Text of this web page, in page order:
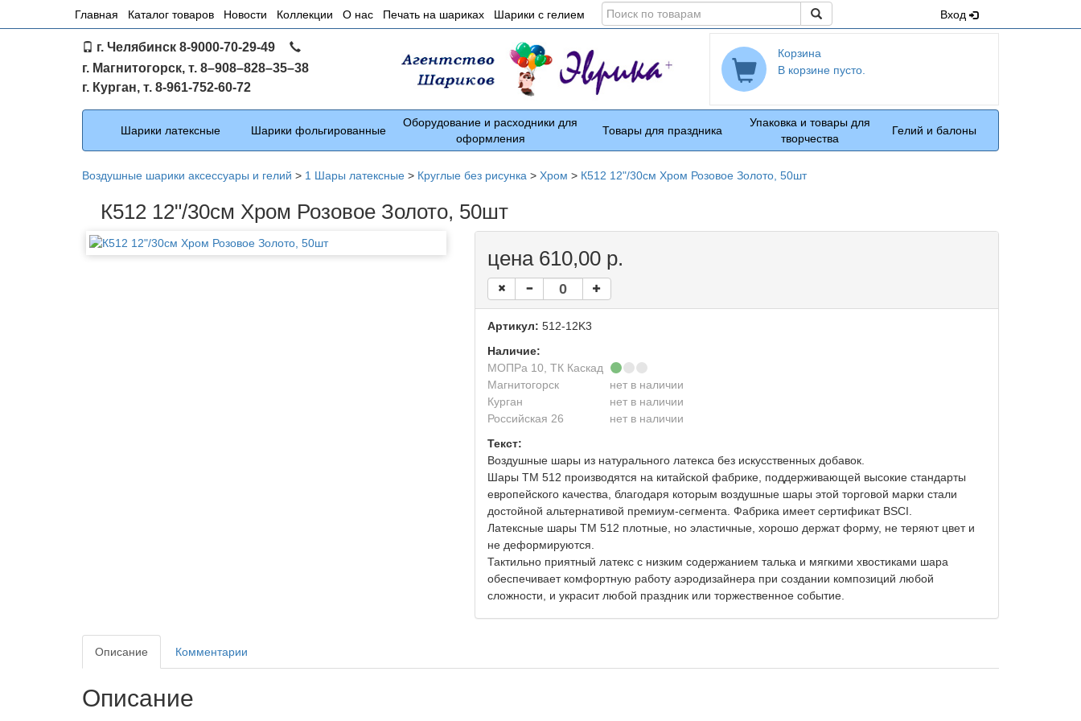
Основное
Главная Каталог товаров Новости Коллекции О нас Печать на шариках Шарики с гелием
Поиск
товарам
Вход
г. Челябинск 8-9000-70-29-49
г. Магнитогорск, т. 8–908–828–35–38
г. Курган, т. 8-961-752-60-72
Корзина
В корзине пусто.
Каталог
Шарики латексные Шарики фольгированные
Оборудование и расходники для
оформления
Товары для праздника
Упаковка и товары для
творчества
Гелий и балоны
Воздушные шарики аксессуары и гелий > 1 Шары латексные > Круглые без рисунка > Хром > К512 12"/30см Хром Розовое Золото, 50шт
К512 12"/30см Хром Розовое Золото, 50шт
цена 610,00 р.
Артикул: 512-12K3
Наличие:
МОПРа 10, ТК Каскад
Магнитогорск
нет в наличии
Курган
нет в наличии
Российская 26
нет в наличии
Текст:
Воздушные шары из натурального латекса без искусственных добавок.
Шары ТМ 512 производятся на китайской фабрике, поддерживающей высокие стандарты
европейского качества, благодаря которым воздушные шары этой торговой марки стали
достойной альтернативой премиум-сегмента. Фабрика имеет сертификат BSCI.
Латексные шары ТМ 512 плотные, но эластичные, хорошо держат форму, не теряют цвет и
не деформируются.
Тактильно приятный латекс с низким содержанием талька и мягкими хвостиками шара
обеспечивает комфортную работу аэродизайнера при создании композиций любой
сложности, и украсит любой праздник или торжественное событие.
Описание Комментарии
Описание